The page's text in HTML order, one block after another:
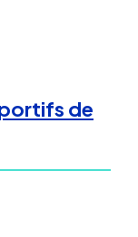
de